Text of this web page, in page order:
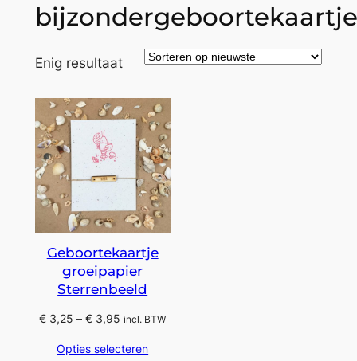
bijzondergeboortekaartje
Enig resultaat
Geboortekaartje
groeipapier
Sterrenbeeld
€ 3,25 – € 3,95 Prijsklasse:
tot
incl. BTW
Opties selecteren